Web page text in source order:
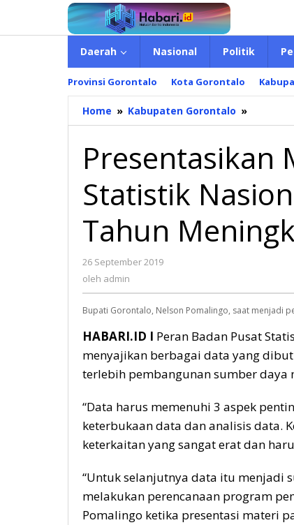
konten
Daerah Nasional Politik
Provinsi Gorontalo Kota Gorontalo
Home » Kabupaten Gorontalo »
Materi
Seminar
Statistik
Nasional,
Nelson:
Tiap
Tahun
Presentasikan
Statistik
Tahun
26 September 2019
oleh admin
Bupati Gorontalo, Nelson Pomalingo, saat menjadi
HABARI.ID I Peran Badan Pusat
menyajikan berbagai data yang
terlebih pembangunan sumber daya
“Data harus memenuhi 3 aspek
keterbukaan data dan analisis data.
keterkaitan yang sangat erat dan
“Untuk selanjutnya data itu menjadi
melakukan perencanaan program
Pomalingo ketika presentasi materi